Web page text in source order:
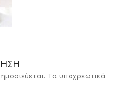
Τα υποχρεωτικά